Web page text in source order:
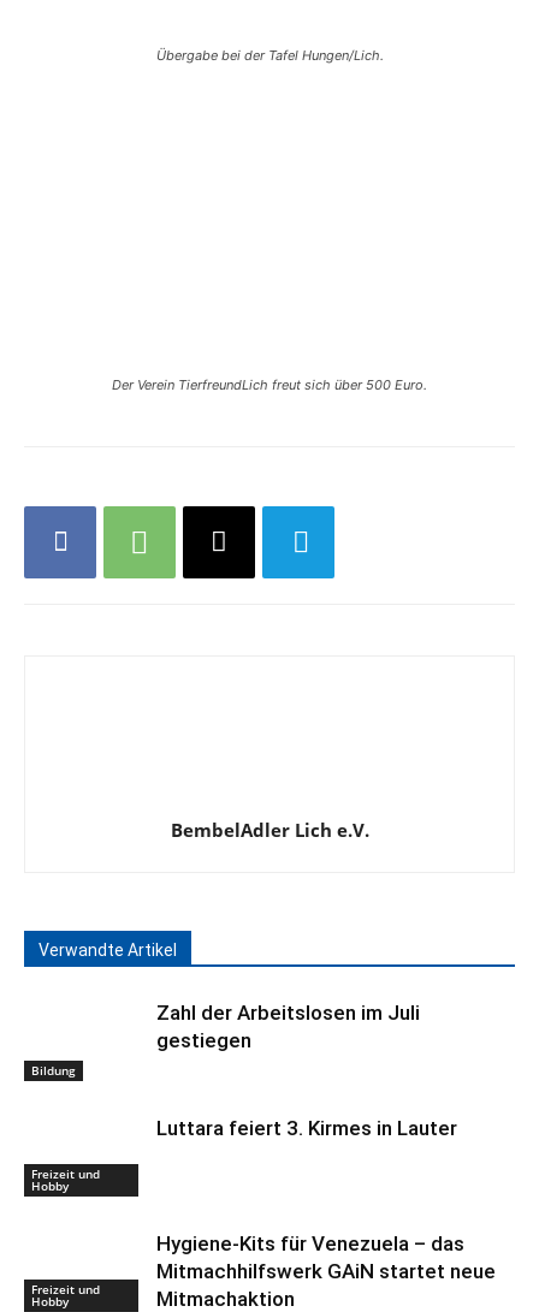
Übergabe bei der Tafel Hungen/Lich.
Der Verein TierfreundLich freut sich über 500 Euro.
BembelAdler Lich e.V.
Verwandte Artikel
Bildung
Zahl der Arbeitslosen im Juli
gestiegen
Freizeit und
Hobby
Luttara feiert 3. Kirmes in Lauter
Freizeit und
Hobby
Hygiene-Kits für Venezuela – das
Mitmachhilfswerk GAiN startet neue
Mitmachaktion